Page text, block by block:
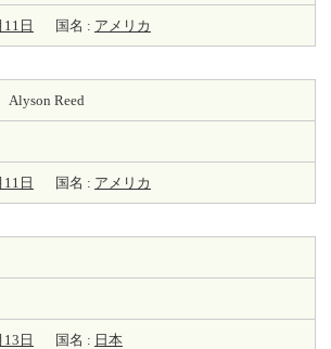
日 国名 : アメリカ
Alyson Reed
日 国名 : アメリカ
日 国名 : 日本